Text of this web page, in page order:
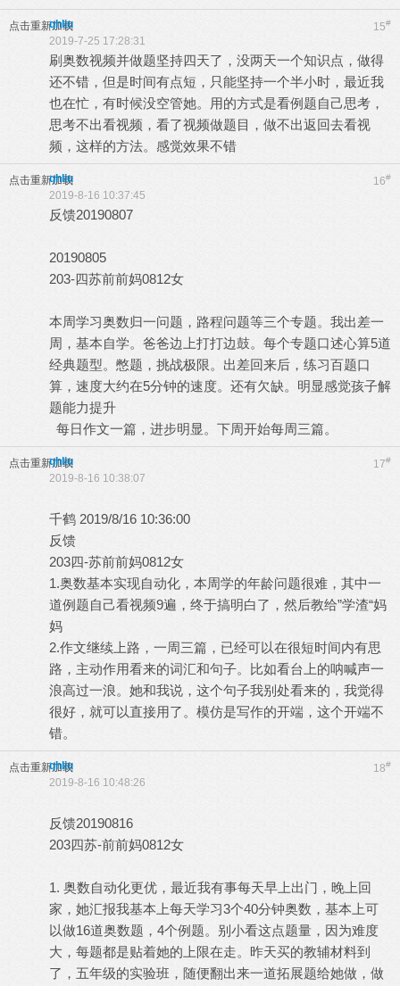
点击重新加载 15#
qhliu
2019-7-25 17:28:31
刷奥数视频并做题坚持四天了，没两天一个知识点，做得
还不错，但是时间有点短，只能坚持一个半小时，最近我
也在忙，有时候没空管她。用的方式是看例题自己思考，
思考不出看视频，看了视频做题目，做不出返回去看视
频，这样的方法。感觉效果不错
点击重新加载 16#
qhliu
2019-8-16 10:37:45
反馈20190807
20190805
203-四苏前前妈0812女
本周学习奥数归一问题，路程问题等三个专题。我出差一
周，基本自学。爸爸边上打打边鼓。每个专题口述心算5道
经典题型。憋题，挑战极限。出差回来后，练习百题口
算，速度大约在5分钟的速度。还有欠缺。明显感觉孩子解
题能力提升
每日作文一篇，进步明显。下周开始每周三篇。
点击重新加载 17#
qhliu
2019-8-16 10:38:07
千鹤 2019/8/16 10:36:00
反馈
203四-苏前前妈0812女
1.奥数基本实现自动化，本周学的年龄问题很难，其中一
道例题自己看视频9遍，终于搞明白了，然后教给”学渣“妈
妈
2.作文继续上路，一周三篇，已经可以在很短时间内有思
路，主动作用看来的词汇和句子。比如看台上的呐喊声一
浪高过一浪。她和我说，这个句子我别处看来的，我觉得
很好，就可以直接用了。模仿是写作的开端，这个开端不
错。
点击重新加载 18#
qhliu
2019-8-16 10:48:26
反馈20190816
203四苏-前前妈0812女
1. 奥数自动化更优，最近我有事每天早上出门，晚上回
家，她汇报我基本上每天学习3个40分钟奥数，基本上可
以做16道奥数题，4个例题。别小看这点题量，因为难度
大，每题都是贴着她的上限在走。昨天买的教辅材料到
了，五年级的实验班，随便翻出来一道拓展题给她做，做